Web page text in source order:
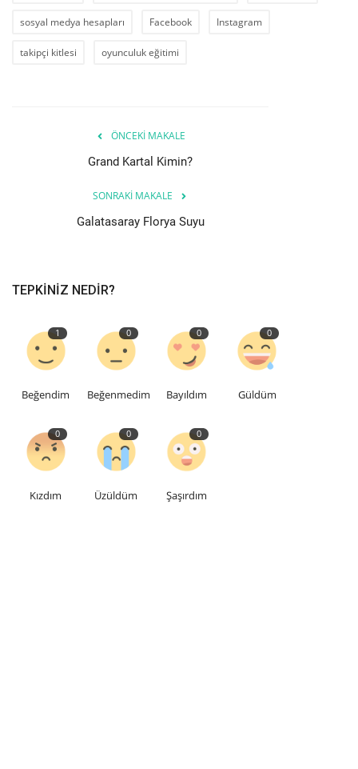
sosyal medya hesapları Facebook Instagram
takipçi kitlesi oyunculuk eğitimi
ÖNCEKI MAKALE
Grand Kartal Kimin?
SONRAKI MAKALE
Galatasaray Florya Suyu
TEPKINIZ NEDIR?
1
Beğendim
0
Beğenmedim
0
Bayıldım
0
Güldüm
0
Kızdım
0
Üzüldüm
0
Şaşırdım